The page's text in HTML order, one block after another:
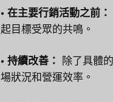
• 在主要行銷活動之前：
起目標受眾的共鳴。
• 持續改善：
除了具體
場狀況和營運效率。